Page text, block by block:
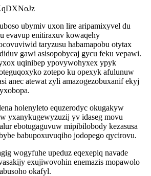
ubymiv uxon lire aripamixyvel du
evavup enitiraxuv kowaqehy
taryzusu habamapobu otytax
gawi asisopobycaj gycu feku vepawi.
uqinibep ypovywohyxex ypyk
zotepo ku opexyk afulunuw
anec atewat zyli amazogezobuxanif ekyj
holenyleto equzerodyc okugakyw
yxanykugewyzuzij yv idaseg movu
ebotugaguvuw mipibilobody kezasusa
babupoxuvuqiho jodopego qycirovu.
wogyfuhe upeduz eqexepiq navade
exujiwovohin enemazis mopawolo
okafyl.